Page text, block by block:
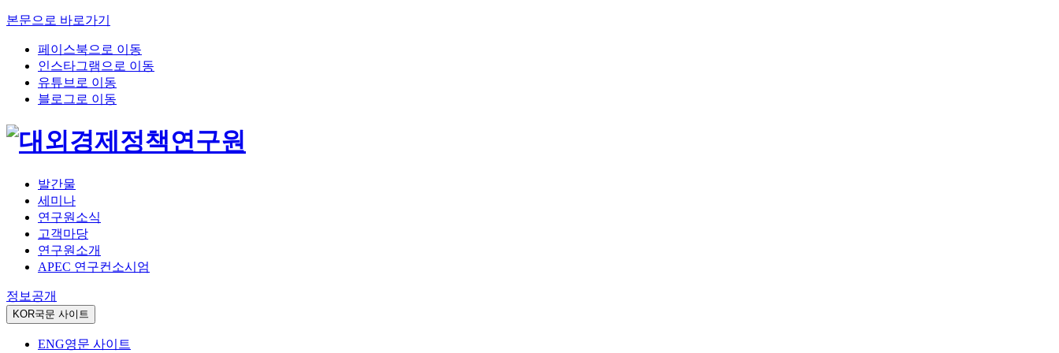
본문으로 바로가기
페이스북으로 이동
인스타그램으로 이동
유튜브로 이동
블로그로 이동
발간물
세미나
연구원소식
고객마당
연구원소개
APEC 연구컨소시엄
정보공개
KOR국문 사이트
ENG영문 사이트